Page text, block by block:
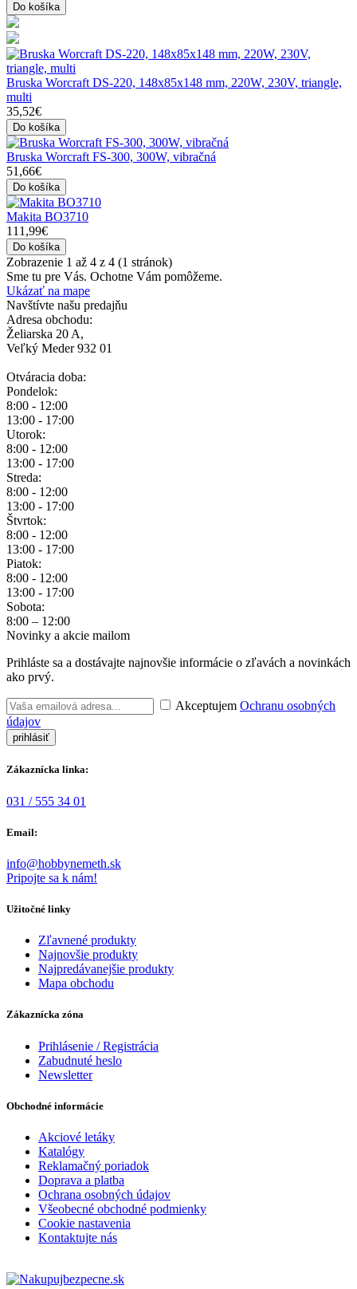
Do košíka
Bruska Worcraft DS-220, 148x85x148 mm, 220W, 230V, triangle,
multi
35,52€
Do košíka
Bruska Worcraft FS-300, 300W, vibračná
51,66€
Do košíka
Makita BO3710
111,99€
Do košíka
Zobrazenie 1 až 4 z 4 (1 stránok)
Sme tu pre Vás. Ochotne Vám pomôžeme.
Ukázať na mape
Navštívte našu predajňu
Adresa obchodu:
Želiarska 20 A,
Veľký Meder 932 01
Otváracia doba:
Pondelok:
8:00 - 12:00
13:00 - 17:00
Utorok:
8:00 - 12:00
13:00 - 17:00
Streda:
8:00 - 12:00
13:00 - 17:00
Štvrtok:
8:00 - 12:00
13:00 - 17:00
Piatok:
8:00 - 12:00
13:00 - 17:00
Sobota:
8:00 – 12:00
Novinky a akcie mailom
Prihláste sa a dostávajte najnovšie informácie o zľavách a novinkách
ako prvý.
Akceptujem Ochranu osobných
údajov
Zákaznícka linka:
031 / 555 34 01
Email:
info@hobbynemeth.sk
Pripojte sa k nám!
Užitočné linky
Zľavnené produkty
Najnovšie produkty
Najpredávanejšie produkty
Mapa obchodu
Zákaznícka zóna
Prihlásenie / Registrácia
Zabudnuté heslo
Newsletter
Obchodné informácie
Akciové letáky
Katalógy
Reklamačný poriadok
Doprava a platba
Ochrana osobných údajov
Všeobecné obchodné podmienky
Cookie nastavenia
Kontaktujte nás